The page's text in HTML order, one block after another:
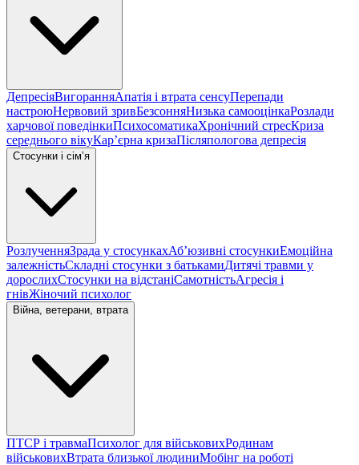
ДепресіяВигоранняАпатія і втрата сенсуПерепади
настроюНервовий зривБезсонняНизька самооцінкаРозлади
харчової поведінкиПсихосоматикаХронічний стресКриза
середнього вікуКарʼєрна кризаПісляпологова депресія
Стосунки і сімʼя
РозлученняЗрада у стосункахАбʼюзивні стосункиЕмоційна
залежністьСкладні стосунки з батькамиДитячі травми у
дорослихСтосунки на відстаніСамотністьАгресія і
гнівЖіночий психолог
Війна, ветерани, втрата
ПТСР і травмаПсихолог для військовихРодинам
військовихВтрата близької людиниМобінг на роботі